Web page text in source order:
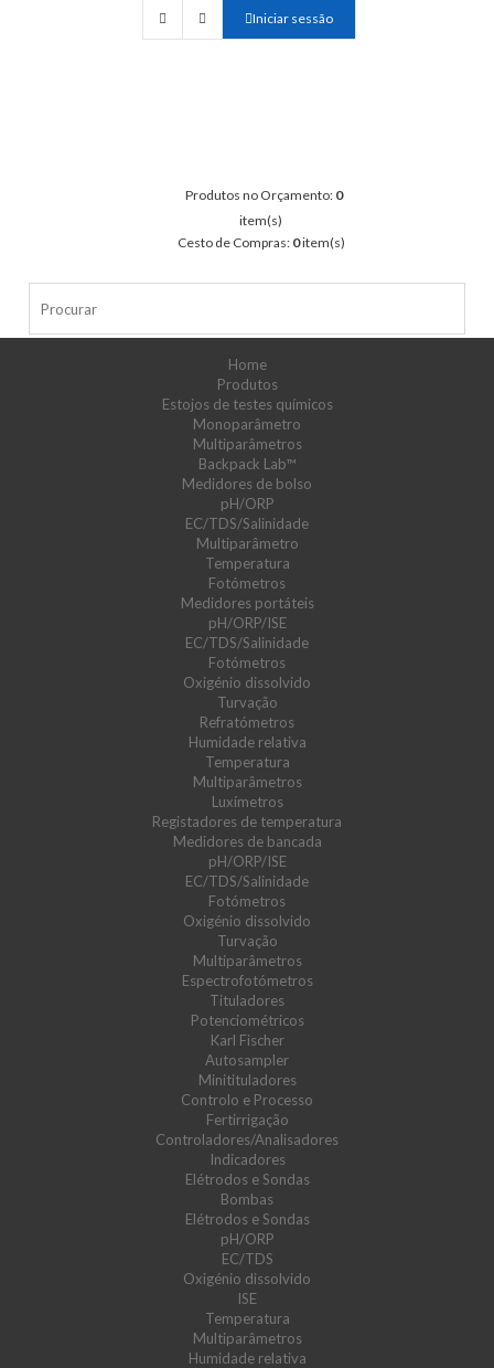
Iniciar sessão
Produtos no Orçamento: 0
item(s)
Cesto de Compras: 0item(s)
Home
Produtos
Estojos de testes químicos
Monoparâmetro
Multiparâmetros
Backpack Lab™
Medidores de bolso
pH/ORP
EC/TDS/Salinidade
Multiparâmetro
Temperatura
Fotómetros
Medidores portáteis
pH/ORP/ISE
EC/TDS/Salinidade
Fotómetros
Oxigénio dissolvido
Turvação
Refratómetros
Humidade relativa
Temperatura
Multiparâmetros
Luxímetros
Registadores de temperatura
Medidores de bancada
pH/ORP/ISE
EC/TDS/Salinidade
Fotómetros
Oxigénio dissolvido
Turvação
Multiparâmetros
Espectrofotómetros
Tituladores
Potenciométricos
Karl Fischer
Autosampler
Minitituladores
Controlo e Processo
Fertirrigação
Controladores/Analisadores
Indicadores
Elétrodos e Sondas
Bombas
Elétrodos e Sondas
pH/ORP
EC/TDS
Oxigénio dissolvido
ISE
Temperatura
Multiparâmetros
Humidade relativa